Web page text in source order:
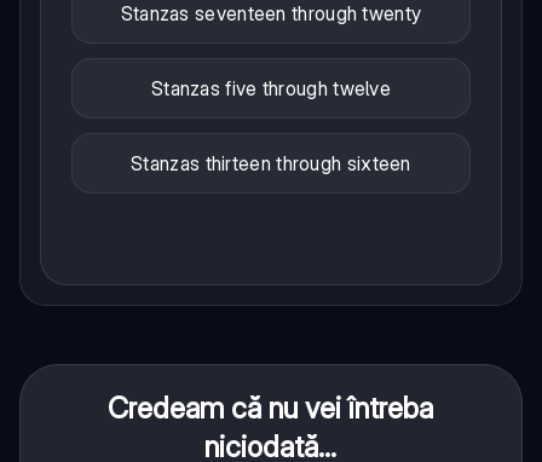
Stanzas seventeen through twenty
Stanzas five through twelve
Stanzas thirteen through sixteen
Credeam că nu vei întreba
niciodată...